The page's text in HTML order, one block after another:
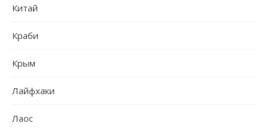
Китай
Краби
Крым
Лайфхаки
Лаос